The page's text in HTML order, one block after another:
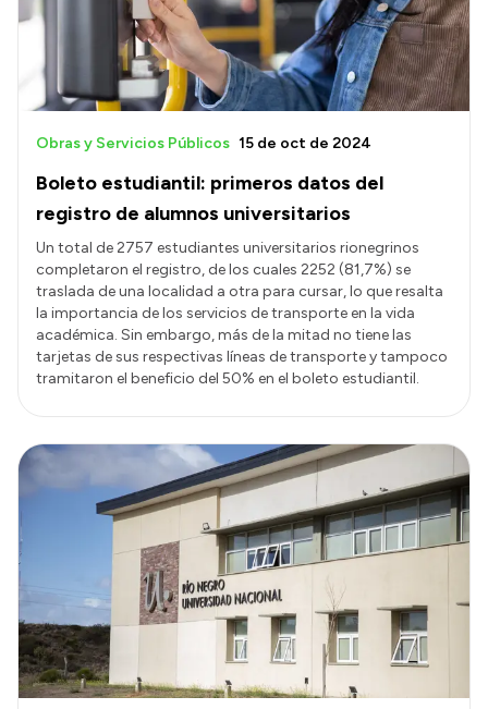
Boleto estudiantil: primeros datos del
registro de alumnos universitarios
Obras y Servicios Públicos 15 de oct de 2024
Un total de 2757 estudiantes universitarios rionegrinos
completaron el registro, de los cuales 2252 (81,7%) se
traslada de una localidad a otra para cursar, lo que resalta
la importancia de los servicios de transporte en la vida
académica. Sin embargo, más de la mitad no tiene las
tarjetas de sus respectivas líneas de transporte y tampoco
tramitaron el beneficio del 50% en el boleto estudiantil.